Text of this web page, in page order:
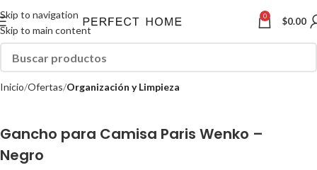
Skip to navigation
Skip to main content
0 $0.00
Inicio Ofertas Organización y Limpieza
Gancho para Camisa Paris Wenko –
Negro